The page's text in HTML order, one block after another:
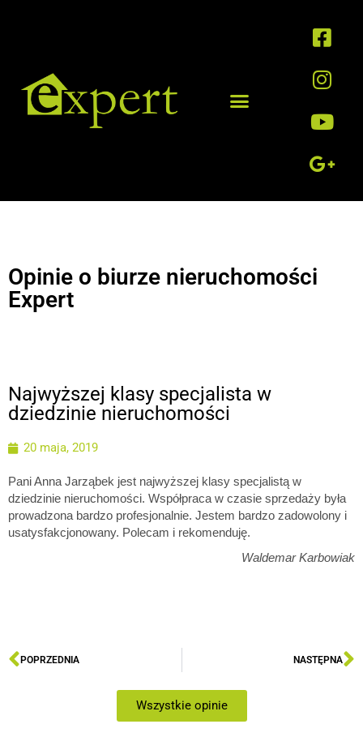
Opinie o biurze nieruchomości
Expert
Najwyższej klasy specjalista w
dziedzinie nieruchomości
20 maja, 2019
Pani Anna Jarząbek jest najwyższej klasy specjalistą w
dziedzinie nieruchomości. Współpraca w czasie sprzedaży była
prowadzona bardzo profesjonalnie. Jestem bardzo zadowolony i
usatysfakcjonowany. Polecam i rekomenduję.
Waldemar Karbowiak
POPRZEDNIA NASTĘPNA
Wszystkie opinie